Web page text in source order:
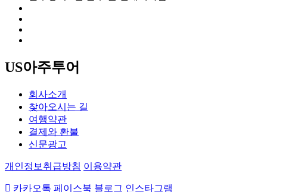
US아주투어
회사소개
찾아오시는 길
여행약관
결제와 환불
신문광고
개인정보취급방침 이용약관
카카오톡 페이스북 블로그 인스타그램